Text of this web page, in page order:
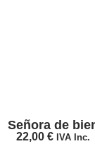
Señora de
22,00 € IVA Inc.